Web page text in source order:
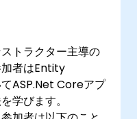
トラクター主導の
者はEntity
ASP.Net Coreアプ
学びます。